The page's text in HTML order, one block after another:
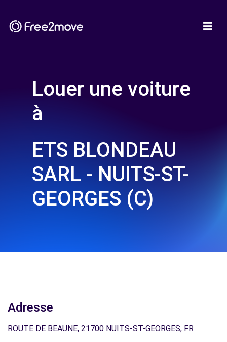
Louer une voiture
à
ETS BLONDEAU
SARL - NUITS-ST-
GEORGES (C)
Adresse
ROUTE DE BEAUNE, 21700 NUITS-ST-GEORGES, FR